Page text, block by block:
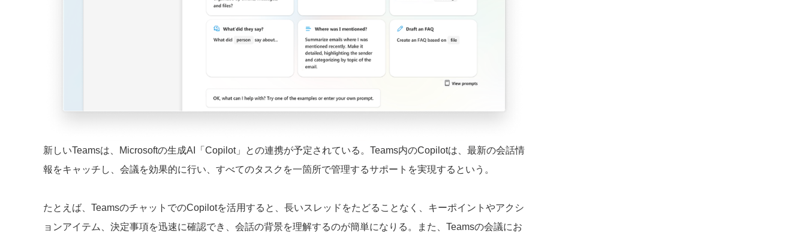
新しいTeamsは、Microsoftの生成AI「Copilot」との連携が予定されている。Teams内のCopilotは、最新の会話情
報をキャッチし、会議を効果的に行い、すべてのタスクを一箇所で管理するサポートを実現するという。
たとえば、TeamsのチャットでのCopilotを活用すると、長いスレッドをたどることなく、キーポイントやアクシ
ョンアイテム、決定事項を迅速に確認でき、会話の背景を理解するのが簡単になりる。また、Teamsの会議にお